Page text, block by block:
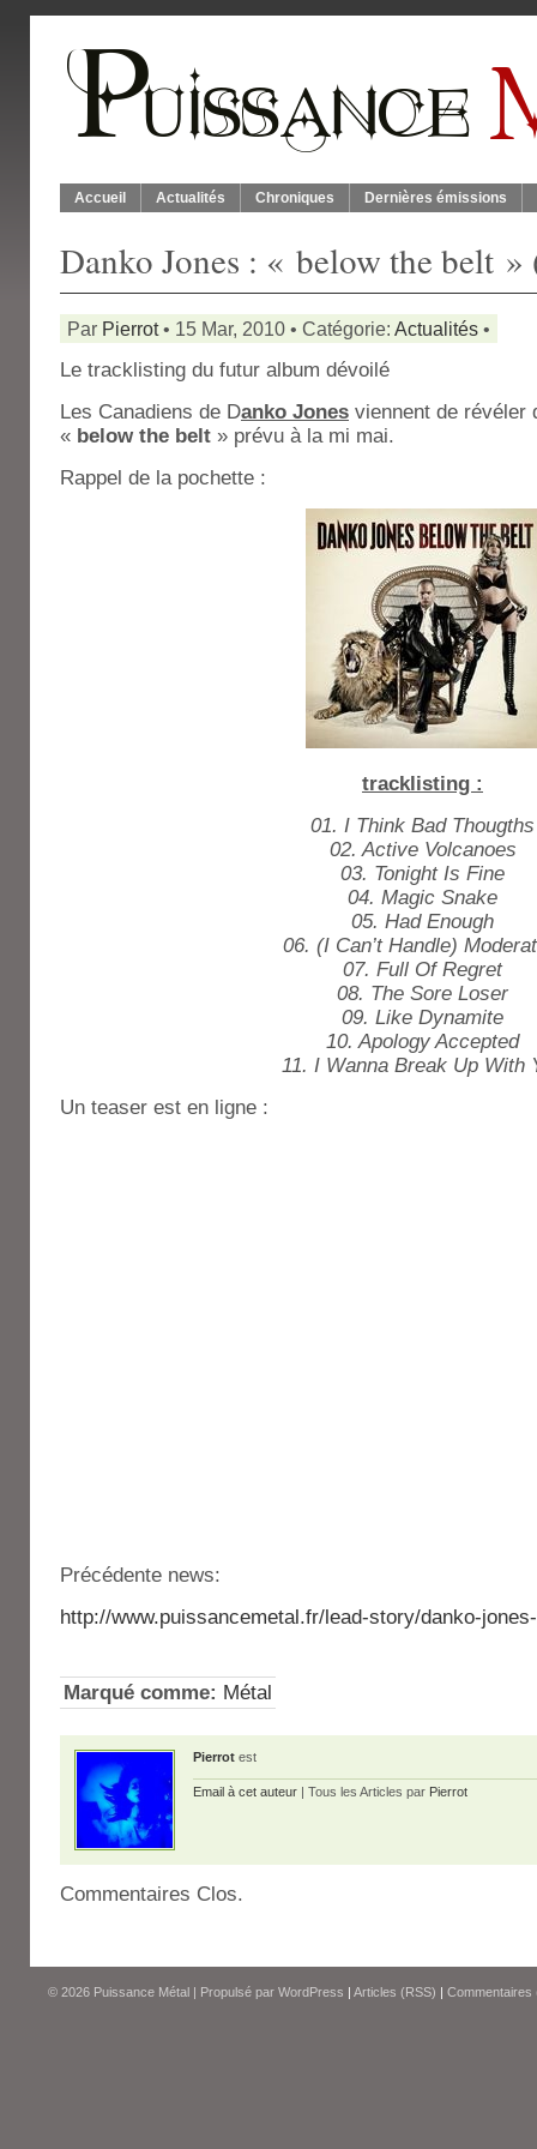
Accueil Actualités Chroniques Dernières émissions
Danko Jones : « below the belt »
Par Pierrot• 15 Mar, 2010 • Catégorie: Actualités •
Le tracklisting du futur album dévoilé
Les Canadiens de Danko Jones viennent de révéler
« below the belt » prévu à la mi mai.
Rappel de la pochette :
tracklisting :
01. I Think Bad Thougths
02. Active Volcanoes
03. Tonight Is Fine
04. Magic Snake
05. Had Enough
06. (I Can’t Handle)
07. Full Of Regret
08. The Sore Loser
09. Like Dynamite
10. Apology Accepted
11. I Wanna Break Up With
Un teaser est en ligne :
Précédente news:
http://www.puissancemetal.fr/lead-story/danko-
Marqué comme: Métal
Pierrot est
Email à cet auteur | Tous les Articles par Pierrot
Commentaires Clos.
© 2026 Puissance Métal | Propulsé par WordPress | Articles (RSS) | Commentaires